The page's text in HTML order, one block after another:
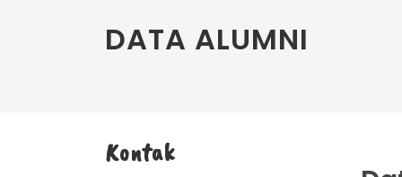
PENERIMAAN PESERTA DIDIK
DATA ALUMNI
Kontak